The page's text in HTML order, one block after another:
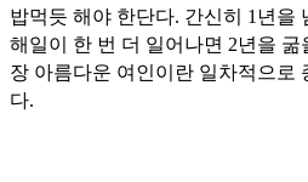
밥먹듯 해야 한단다. 간신히 1년을
해일이 한 번 더 일어나면 2년을
장 아름다운 여인이란 일차적으로
다.